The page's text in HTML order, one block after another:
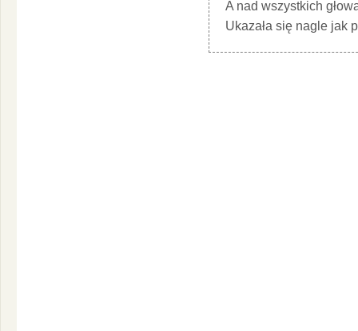
A nad wszystkich
Ukazała się nagle jak